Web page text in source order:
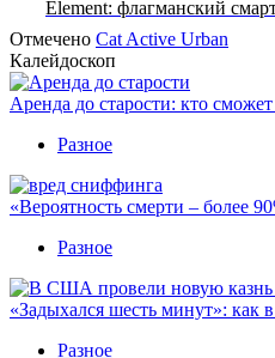
Element: флагманский
Отмечено Cat Active Urban
Калейдоскоп
Аренда до старости: кто
Разное
«Вероятность смерти – более
Разное
«Задыхался шесть минут»: как
Разное